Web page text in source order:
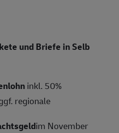
und Briefe in Selb
inkl. 50%
regionale
im November